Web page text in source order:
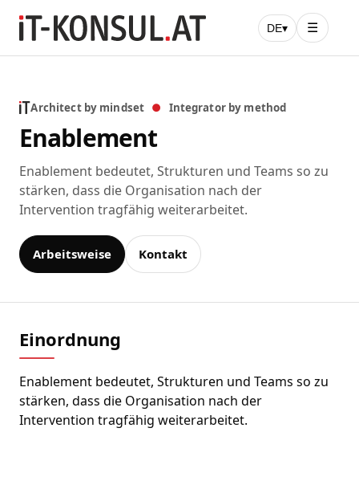
DE▾ ☰
Architect by mindset ● Integrator by method
Enablement
Enablement bedeutet, Strukturen und Teams so zu
stärken, dass die Organisation nach der
Intervention tragfähig weiterarbeitet.
Arbeitsweise Kontakt
Einordnung
Enablement bedeutet, Strukturen und Teams so zu
stärken, dass die Organisation nach der
Intervention tragfähig weiterarbeitet.